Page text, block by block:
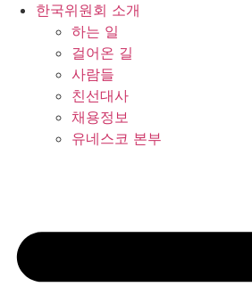
한국위원회 소개
하는 일
걸어온 길
사람들
친선대사
채용정보
유네스코 본부